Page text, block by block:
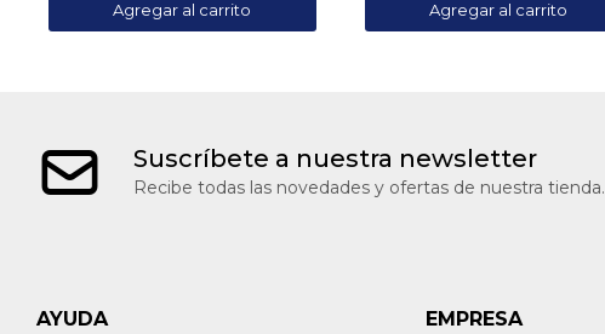
Suscríbete a nuestra newsletter
Recibe todas las novedades y ofertas de nuestra tienda.
AYUDA EMPRESA